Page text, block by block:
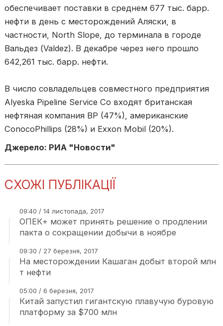
обеспечивает поставки в среднем 677 тыс. барр.
нефти в день с месторождений Аляски, в
частности, North Slope, до терминала в городе
Вальдез (Valdez). В декабре через него прошло
642,261 тыс. барр. нефти.
В число совладельцев совместного предприятия
Alyeska Pipeline Service Co входят британская
нефтяная компания BP (47%), американские
ConocoPhillips (28%) и Exxon Mobil (20%).
Джерело: РИА "Новости"
СХОЖІ ПУБЛІКАЦІЇ
09:40 / 14 листопада, 2017
ОПЕК+ может принять решение о продлении
пакта о сокращении добычи в ноябре
09:30 / 27 березня, 2017
На месторождении Кашаган добыт второй млн
т нефти
05:00 / 6 березня, 2017
Китай запустил гигантскую плавучую буровую
платформу за $700 млн